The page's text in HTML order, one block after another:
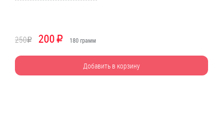
250R 200R 180грамм
Добавить в корзину